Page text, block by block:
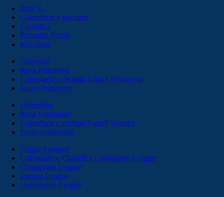
Serie A
Calendario e Risultati
Classifica
Prossime Partite
Marcatori
Giovanili
Rosa Primavera
Calendario e risultati Napoli Primavera
News Primavera
Femminile
Rosa Femminile
Calendario e risultati Napoli Women
News Femminile
Coppe Europee
Calendario e Classifica Champions League
Champions League
Europa League
Conference League